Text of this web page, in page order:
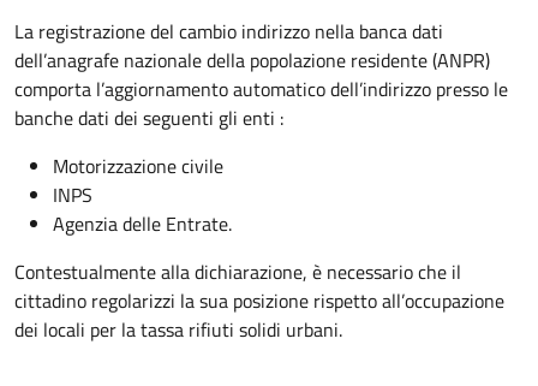
La registrazione del cambio indirizzo nella banca dati
dell’anagrafe nazionale della popolazione residente (ANPR)
comporta l’aggiornamento automatico dell’indirizzo presso le
banche dati dei seguenti gli enti :
Motorizzazione civile
INPS
Agenzia delle Entrate.
Contestualmente alla dichiarazione, è necessario che il
cittadino regolarizzi la sua posizione rispetto all’occupazione
dei locali per la tassa rifiuti solidi urbani.